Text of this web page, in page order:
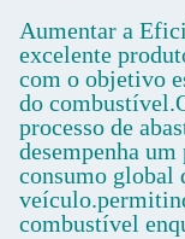
Aumentar a
excelente
com o objetivo
do
processo de
desempenha
consumo global
combustível